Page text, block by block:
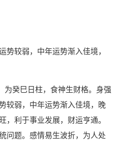
势较弱，中年运势渐入佳境，
为癸巳日柱，食神生财格。身强
较弱，中年运势渐入佳境，晚
，利于事业发展，财运亨通。
问题。感情易生波折，为人处